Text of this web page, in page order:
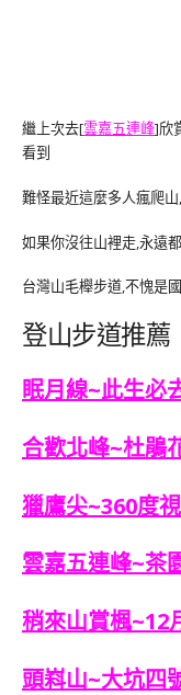
繼上次去[雲嘉五連峰]欣
看到
難怪最近這麼多人瘋爬
如果你沒往山裡走,永遠
台灣山毛櫸步道,不愧是
登山步道推薦
眠月線~此生必
合歡北峰~杜鵑
獵鷹尖~360度
雲嘉五連峰~茶
稍來山賞楓~12
頭嵙山~大坑四